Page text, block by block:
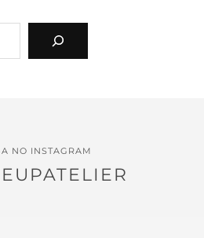
NO INSTAGRAM